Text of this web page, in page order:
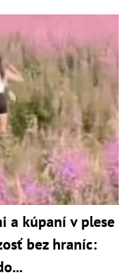
a kúpaní v plese
bez hraníc: